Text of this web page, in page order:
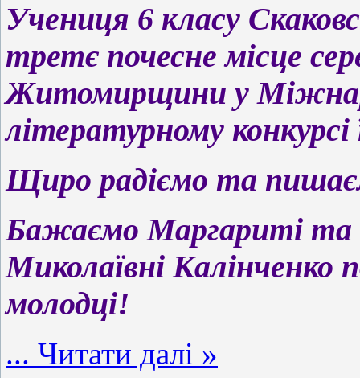
Учениця 6 класу
третє почесне місце
Житомирщини у
літературному
Щиро радіємо та
Бажаємо Маргариті та
Миколаївні Калінченко
молодці!
... Читати далі »